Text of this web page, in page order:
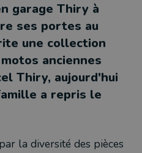
garage Thiry à
ses portes au
une collection
anciennes
Thiry, aujourd'hui
a repris le
la diversité des pièces